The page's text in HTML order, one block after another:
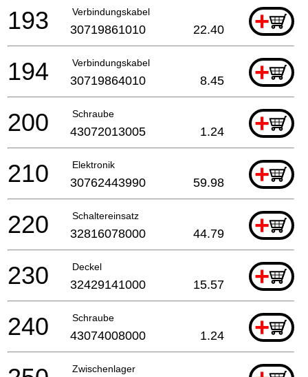
Verbindungskabel +
193 30719861010 22.40
Verbindungskabel +
194 30719864010 8.45
Schraube +
200 43072013005 1.24
Elektronik +
210 30762443990 59.98
Schaltereinsatz +
220 32816078000 44.79
Deckel +
230 32429141000 15.57
Schraube +
240 43074008000 1.24
Zwischenlager